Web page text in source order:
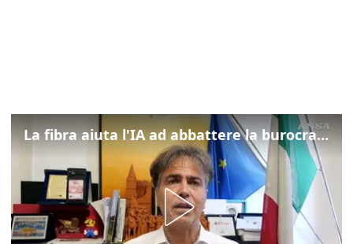
La fibra aiuta l'IA ad abbattere la burocrazia, progetto pilota in Veneto